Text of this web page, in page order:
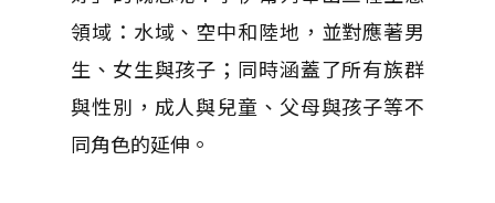
領域：水域、空中和陸地，並對應著男
生、女生與孩子；同時涵蓋了所有族群
與性別，成人與兒童、父母與孩子等不
同角色的延伸。